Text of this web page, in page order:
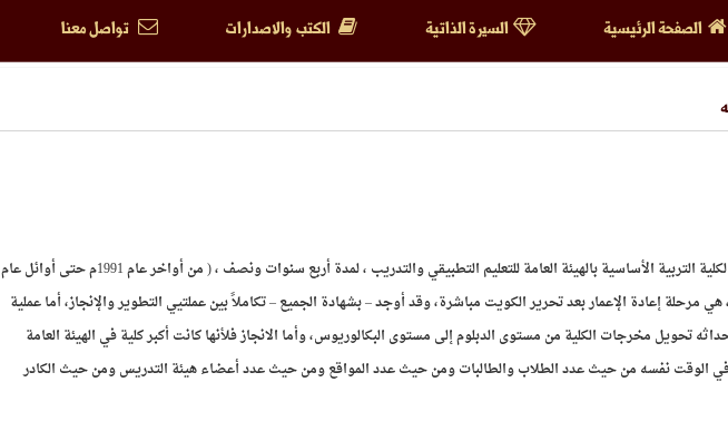
الصفحة الرئيسية السيرة الذاتية الكتب والاصدارات تواصل معنا
وقد تمثلت هذه البصمة في عمادته لكلية التربية الأساسية بالهيئة العامة للتعليم التطبيقي والتدريب ، لمدة أربع سنوات ونصف ، ( من أواخر عام 1991م حتى أوائل عام
هي مرحلة إعادة الإعمار بعد تحرير الكويت مباشرة، وقد أوجد – بشهادة الجميع – تكاملاً بين عملتيي التطوير والإنجاز، أما عملية
تحويل مخرجات الكلية من مستوى الدبلوم إلى مستوى البكالوريوس، وأما الانجاز فلأنها كانت أكبر كلية في الهيئة العامة
في الوقت نفسه من حيث عدد الطلاب والطالبات ومن حيث عدد المواقع ومن حيث عدد أعضاء هيئة التدريس ومن حيث الكادر